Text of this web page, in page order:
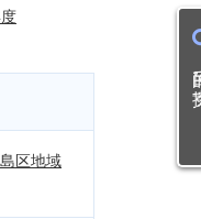
目
区地域